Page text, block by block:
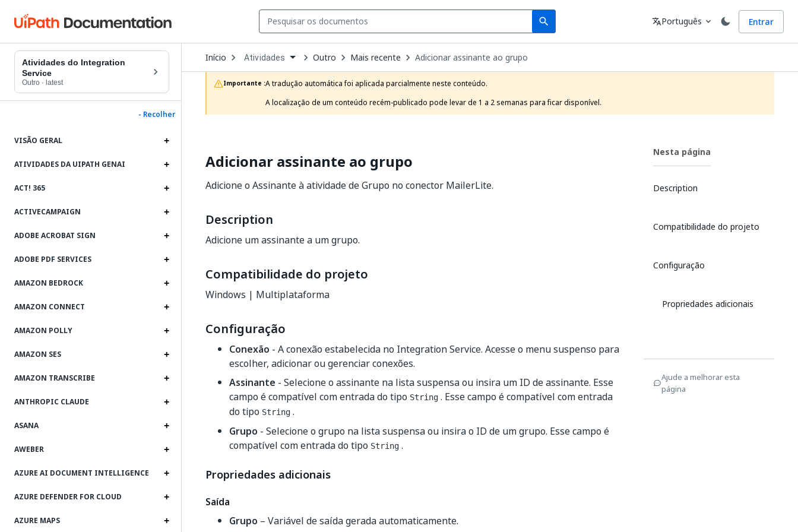
search
Search Idioma
translatePortuguês expand_more Entrar
Atividades do Integration
Service
Outro · latest
- Recolher
VISÃO GERAL
ATIVIDADES DA UIPATH GENAI
ACT! 365
ACTIVECAMPAIGN
ADOBE ACROBAT SIGN
ADOBE PDF SERVICES
AMAZON BEDROCK
AMAZON CONNECT
AMAZON POLLY
AMAZON SES
AMAZON TRANSCRIBE
ANTHROPIC CLAUDE
ASANA
AWEBER
AZURE AI DOCUMENT INTELLIGENCE
AZURE DEFENDER FOR CLOUD
AZURE MAPS
Início Open
Dropdown
to
choose
product
Atividades Outro Mais recente Adicionar assinante ao grupo
Importante :A tradução automática foi aplicada parcialmente neste conteúdo.
A localização de um conteúdo recém-publicado pode levar de 1 a 2 semanas para ficar disponível.
Adicionar assinante ao grupo
Adicione o Assinante à atividade de Grupo no conector MailerLite.
Description
Adicione um assinante a um grupo.
Compatibilidade do projeto
Windows | Multiplataforma
Configuração
Conexão - A conexão estabelecida no Integration Service. Acesse o menu suspenso para
escolher, adicionar ou gerenciar conexões.
Assinante - Selecione o assinante na lista suspensa ou insira um ID de assinante. Esse
campo é compatível com entrada do tipo String . Esse campo é compatível com entrada
do tipo String .
Grupo - Selecione o grupo na lista suspensa ou insira o ID de um grupo. Esse campo é
compatível com entrada do tipo String .
Propriedades adicionais
Saída
Grupo – Variável de saída gerada automaticamente.
Nesta página
Description
Compatibilidade do projeto
Configuração
Propriedades adicionais
Ajude a melhorar esta
página